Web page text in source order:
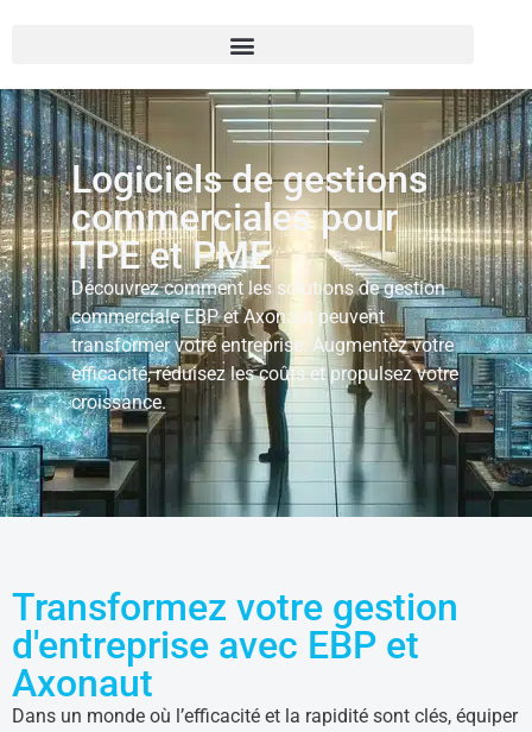
Logiciels de gestions
commerciales pour
TPE et PME
Découvrez comment les solutions de gestion
commerciale EBP et Axonaut peuvent
transformer votre entreprise. Augmentez votre
efficacité, réduisez les coûts et propulsez votre
croissance.
Transformez votre gestion
d'entreprise avec EBP et
Axonaut
Dans un monde où l’efficacité et la rapidité sont clés, équiper